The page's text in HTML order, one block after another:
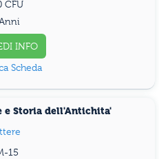
INFO
Scheda
e Storia dell'Antichita'
15